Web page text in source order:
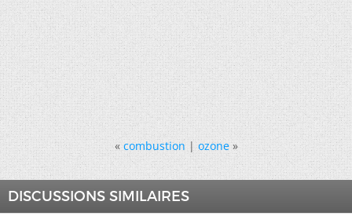
« combustion|ozone »
DISCUSSIONS SIMILAIRES